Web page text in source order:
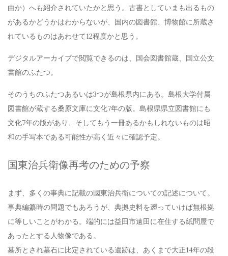
由か）へも紹介されていたかと思う。古書としていまも出るもの
があるかどうかはわからないが、国内の図書館、博物館に所蔵さ
れているものはあわせて12程度かと思う。
デジタルアーカイブで閲覧できるのは、国会図書館蔵、国立公文
書館のふたつ。
そのうちのふたつあるいは3つが島根県内にある。島根大学付属
図書館が蔵する桑原文庫に文化7年の版。島根県県立図書館にも
文化7年の版があり、そしてもう一冊あるかもしれないものは昭
和の手写本である可能性が高く近々に確認予定。
国東治兵衛像再考のための予察
まず、多くの事典に記載の國東治兵衛についての記述について。
事典編纂時の問題でもあろうが、典拠史料を遡っていけば無根拠
に等しいことがわかる。端的には益田市遠田に在住する紙問屋で
あったとする人物像である。
墓所とされ墓石に比定されている遺跡は、あくまで大正14年の段